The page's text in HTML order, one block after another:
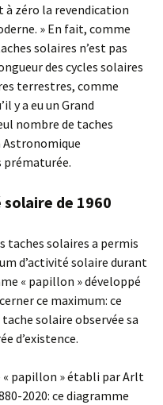
à zéro la revendication
» En fait, comme
solaires n’est pas
des cycles solaires
terrestres, comme
y a eu un Grand
nombre de taches
Astronomique
de 1960
taches solaires a permis
d’activité solaire durant
« papillon » développé
ce maximum: ce
solaire observée sa
d’existence.
papillon » établi par Arlt
2020: ce diagramme